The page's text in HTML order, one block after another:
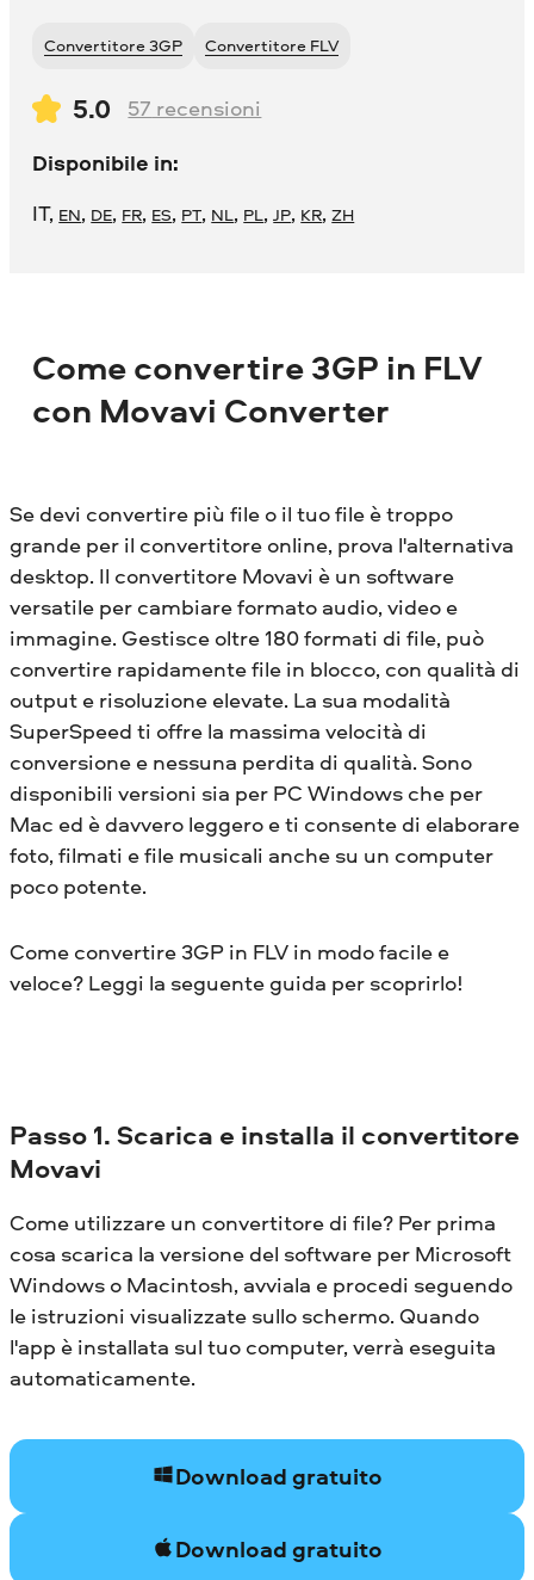
Convertitore 3GP Convertitore FLV
5.0 57 recensioni
Disponibile in:
IT, EN, DE, FR, ES, PT, NL, PL,JP, KR,ZH
Come convertire 3GP in FLV
con Movavi Converter
Se devi convertire più file o il tuo file è troppo
grande per il convertitore online, prova l'alternativa
desktop. Il convertitore Movavi è un software
versatile per cambiare formato audio, video e
immagine. Gestisce oltre 180 formati di file, può
convertire rapidamente file in blocco, con qualità di
output e risoluzione elevate. La sua modalità
SuperSpeed ​​ti offre la massima velocità di
conversione e nessuna perdita di qualità. Sono
disponibili versioni sia per PC Windows che per
Mac ed è davvero leggero e ti consente di elaborare
foto, filmati e file musicali anche su un computer
poco potente.
Come convertire 3GP in FLV in modo facile e
veloce? Leggi la seguente guida per scoprirlo!
Passo 1. Scarica e installa il convertitore
Movavi
Come utilizzare un convertitore di file? Per prima
cosa scarica la versione del software per Microsoft
Windows o Macintosh, avviala e procedi seguendo
le istruzioni visualizzate sullo schermo. Quando
l'app è installata sul tuo computer, verrà eseguita
automaticamente.
Download gratuito
Download gratuito